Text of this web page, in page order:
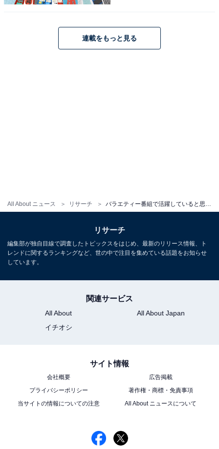
All About ニュース リサーチ
ィでも他の芸能人に負けず目立っているから」（20代女
わいらしい」（30代男性／千葉県）などの意見が寄せら
長年に渡ってテレビ局でバラエティー番組、情報番組などを制作。
し、週刊誌、ネットニュースでテレビや芸能人に関するコラムなど
を執筆。編集プロダクション「ゆるま」を立ち上げる。
連載をもっと見る
リサーチ
編集部が独自目線で調査したトピックスをはじめ、最新のリリース情報、ト
レンドに関するランキングなど、世の中で注目を集めている話題をお知らせ
しています。
関連サービス
All About
All About Japan
イチオシ
サイト情報
会社概要
広告掲載
プライバシーポリシー
著作権・商標・免責事項
当サイトの情報についての注意
All About ニュースについて